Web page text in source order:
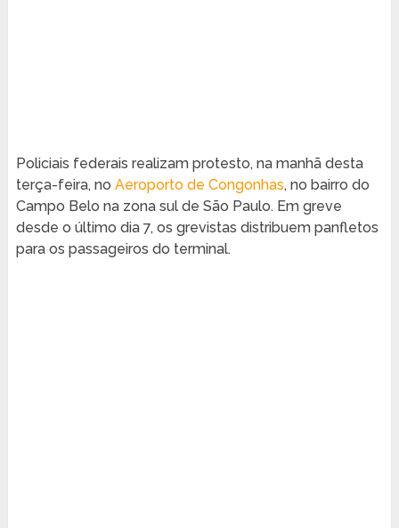
Policiais federais realizam protesto, na manhã desta
terça-feira, no Aeroporto de Congonhas, no bairro do
Campo Belo na zona sul de São Paulo. Em greve
desde o último dia 7, os grevistas distribuem panfletos
para os passageiros do terminal.